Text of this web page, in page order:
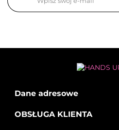
Dane adresowe
OBSŁUGA KLIENTA